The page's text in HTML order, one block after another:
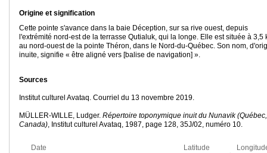
Origine et signification
Cette pointe s'avance dans la baie Déception, sur sa rive ouest, depuis
l'extrémité nord-est de la terrasse Qutialuk, qui la longe. Elle est située à 3,5
au nord-ouest de la pointe Théron, dans le Nord-du-Québec. Son nom,
inuite, signifie « être aligné vers [balise de navigation] ».
Sources
Institut culturel Avataq. Courriel du 13 novembre 2019.
MÜLLER-WILLE, Ludger. Répertoire toponymique inuit du Nunavik (Québec,
Canada), Institut culturel Avataq, 1987, page 128, 35J/02, numéro 10.
Date
Latitude